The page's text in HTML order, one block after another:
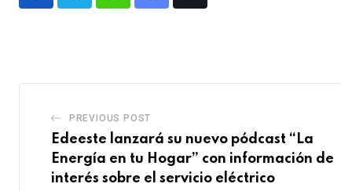
PREVIOUS POST
Edeeste lanzará su nuevo pódcast “La
Energía en tu Hogar” con información de
interés sobre el servicio eléctrico